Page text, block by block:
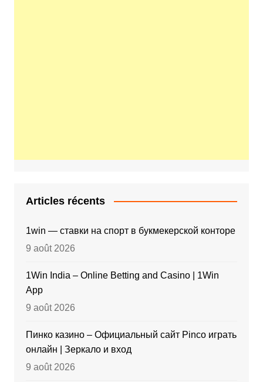
Articles récents
1win — ставки на спорт в букмекерской конторе
9 août 2026
1Win India – Online Betting and Casino | 1Win
App
9 août 2026
Пинко казино – Официальный сайт Pinco играть
онлайн | Зеркало и вход
9 août 2026